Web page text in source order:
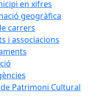
en xifres
geogràfica
carrers
i associacions
Patrimoni Cultural